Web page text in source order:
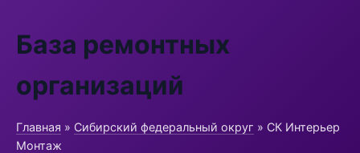
База ремонтных
организаций
Главная » Сибирский федеральный округ » СК Интерьер
Монтаж